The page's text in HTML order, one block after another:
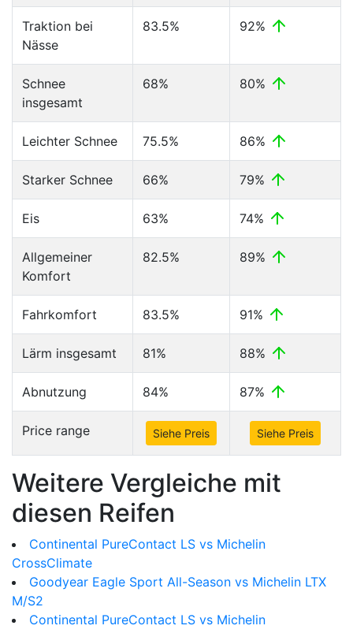
Traktion bei
Nässe
83.5% 92%
Schnee
insgesamt
68% 80%
Leichter Schnee 75.5% 86%
Starker Schnee 66% 79%
Eis 63% 74%
Allgemeiner
Komfort
82.5% 89%
Fahrkomfort 83.5% 91%
Lärm insgesamt 81% 88%
Abnutzung 84% 87%
Price range Siehe Preis Siehe Preis
Weitere Vergleiche mit
diesen Reifen
Continental PureContact LS vs Michelin
CrossClimate
Goodyear Eagle Sport All-Season vs Michelin LTX
M/S2
Continental PureContact LS vs Michelin